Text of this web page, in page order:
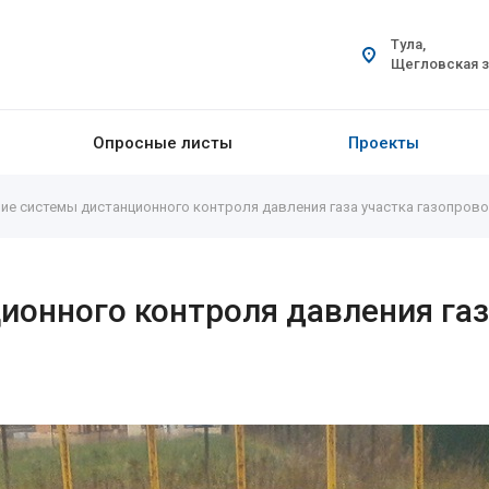
Тула,
Щегловская
Опросные листы Проекты
системы дистанционного контроля давления газа участка
контроля давления